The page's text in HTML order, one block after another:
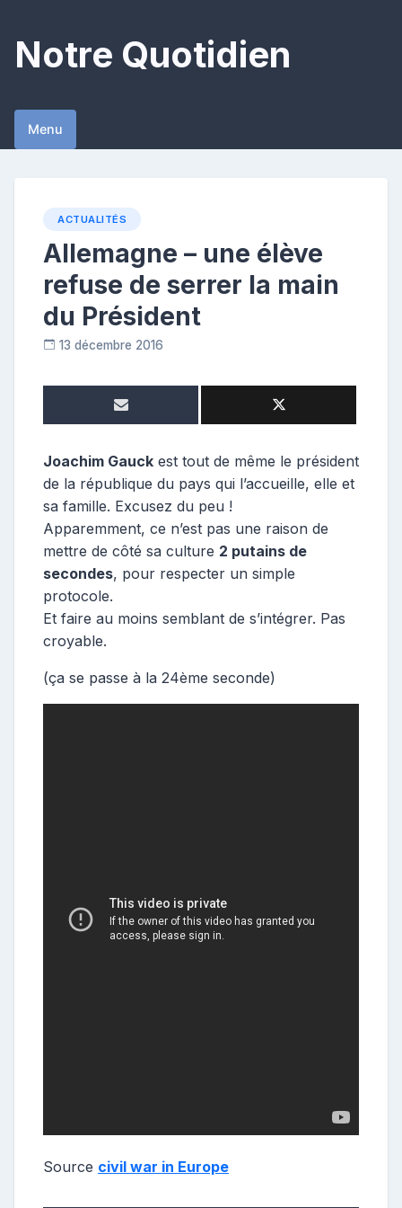
content
Notre Quotidien
Menu
ACTUALITÉS
Allemagne – une élève
refuse de serrer la main
du Président
13 décembre 2016
e
t
u
r
Joachim Gauck est tout de même le président
de la république du pays qui l’accueille, elle et
sa famille. Excusez du peu !
Apparemment, ce n’est pas une raison de
mettre de côté sa culture 2 putains de
secondes, pour respecter un simple
protocole.
Et faire au moins semblant de s’intégrer. Pas
croyable.
(ça se passe à la 24ème seconde)
Source civil war in Europe